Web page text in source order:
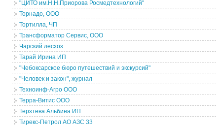
"ЦИТО им.Н.Н.Приорова Росмедтехнологий"
Торнадо, ООО
Тортилла, ЧП
Трансформатор Сервис, ООО
Чарский лесхоз
Тарай Ирина ИП
"Чебоксарское бюро путешествий и экскурсий"
"Человек и закон", журнал
Техноинф-Агро ООО
Терра-Витис ООО
Терзтева Альбина ИП
Тирекс-Петрол АО АЗС 33